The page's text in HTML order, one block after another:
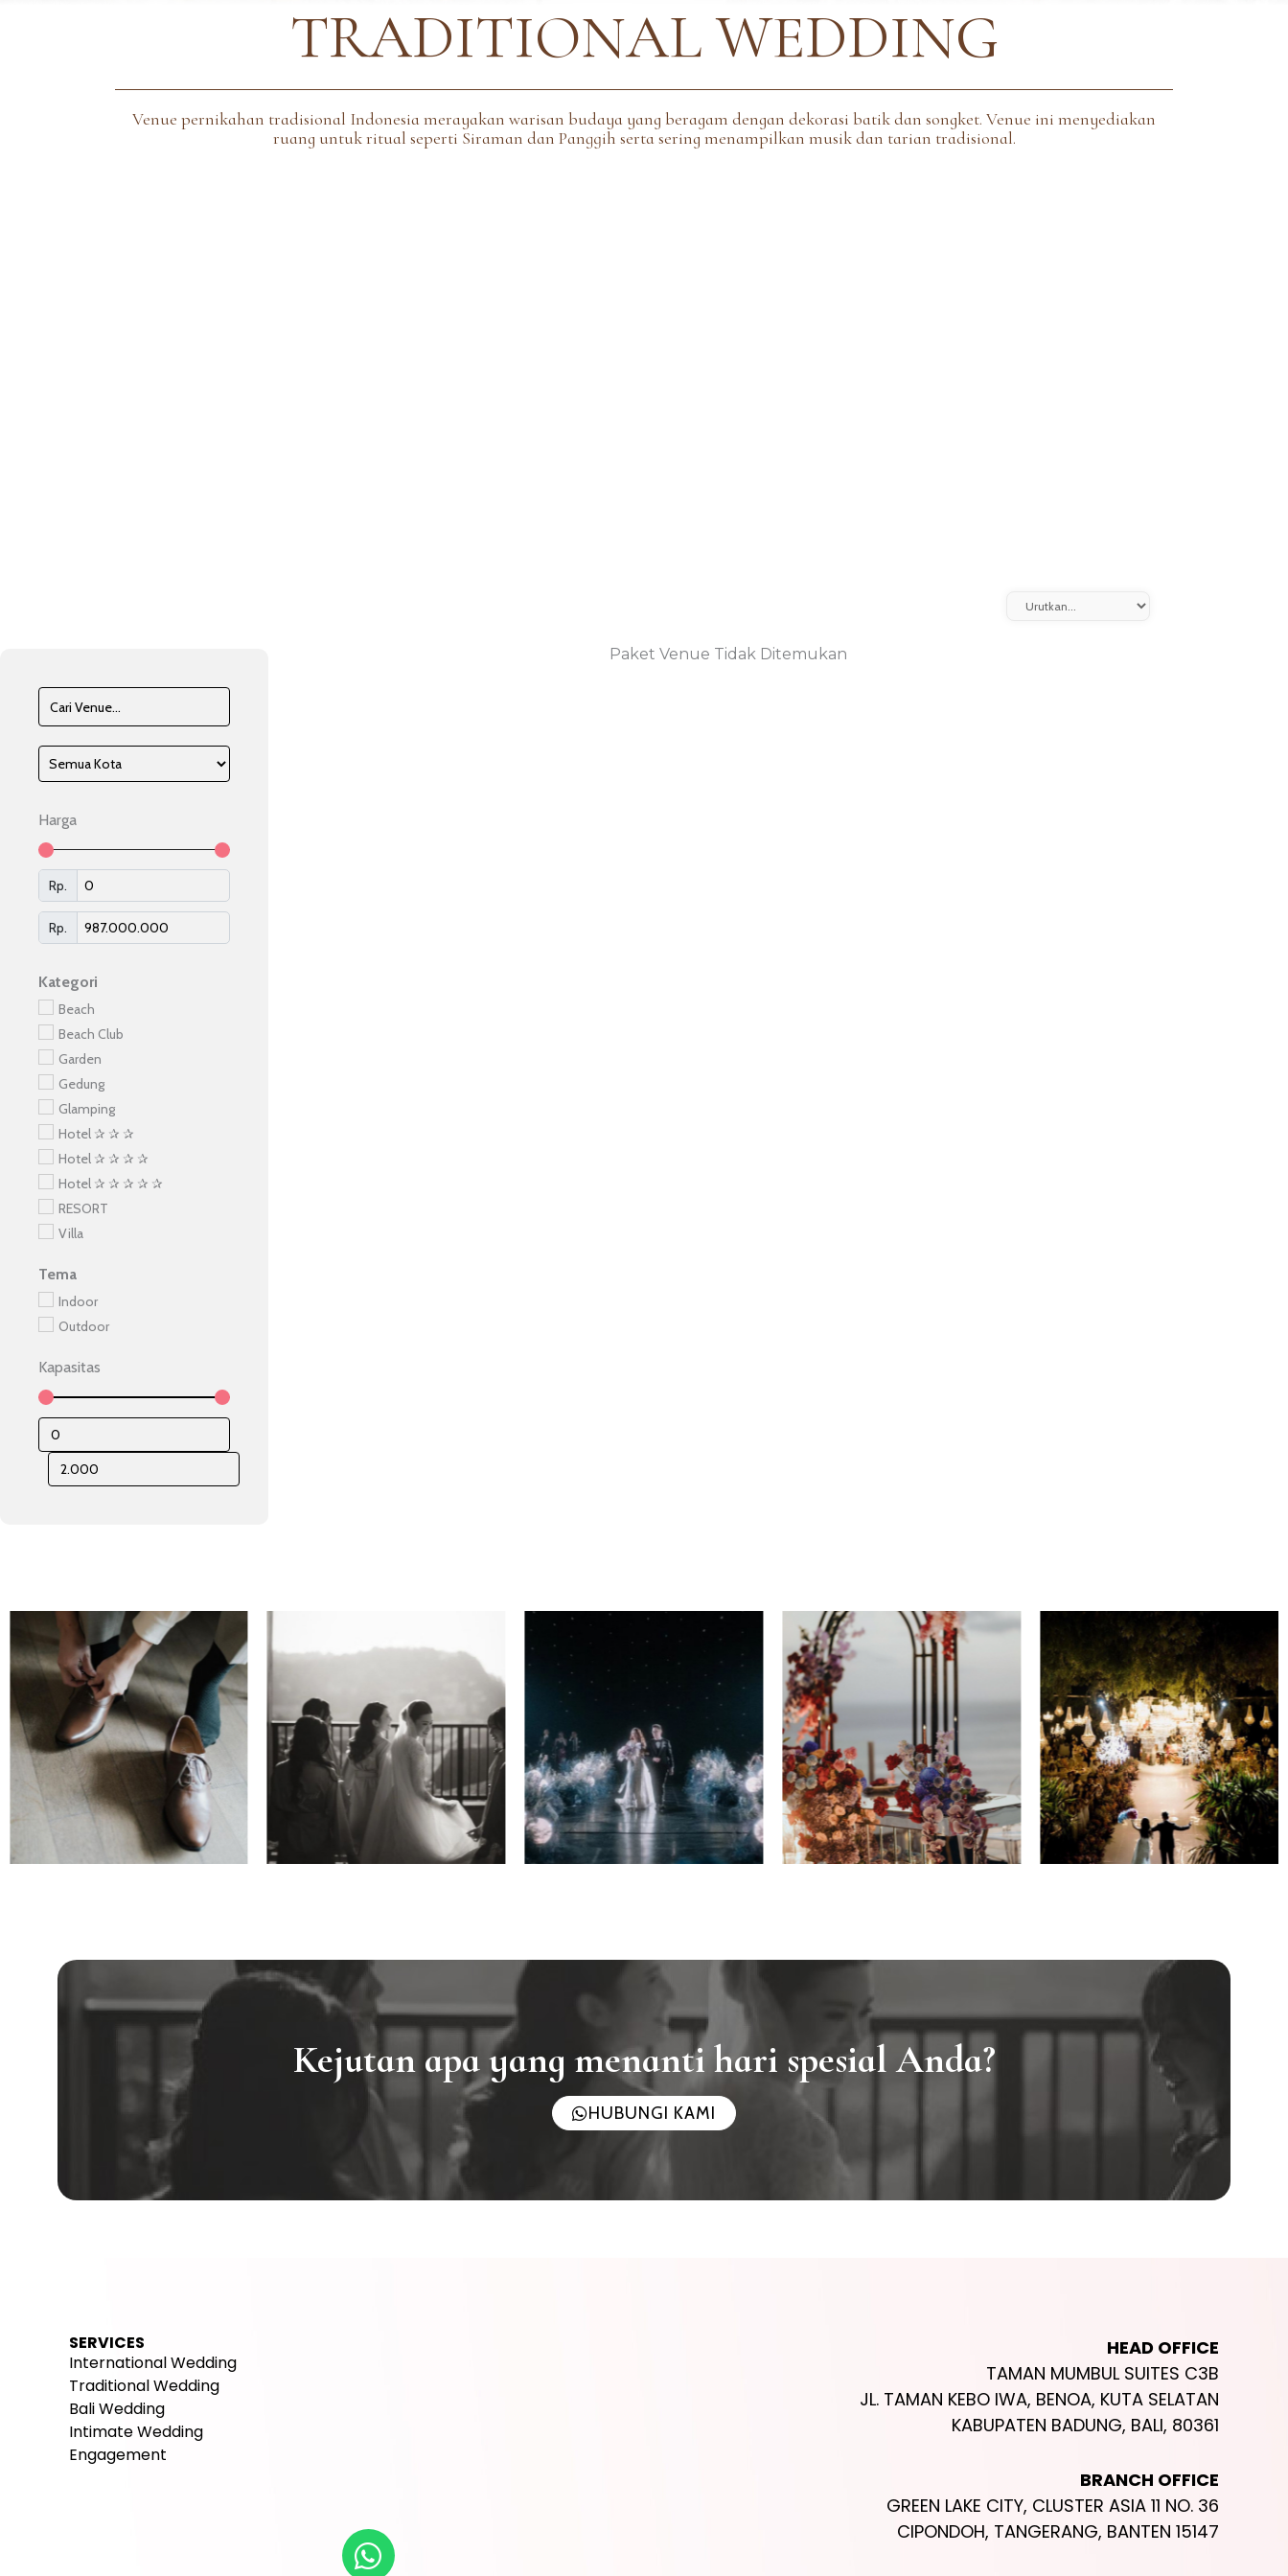
TRADITIONAL WEDDING
Venue pernikahan tradisional Indonesia merayakan warisan budaya yang beragam dengan dekorasi batik dan songket. Venue ini menyediakan
ruang untuk ritual seperti Siraman dan Panggih serta sering menampilkan musik dan tarian tradisional.
Harga
Rp.
Rp.
Kategori
Beach
Beach Club
Garden
Gedung
Glamping
Hotel ✰ ✰ ✰
Hotel ✰ ✰ ✰ ✰
Hotel ✰ ✰ ✰ ✰ ✰
RESORT
Villa
Tema
Indoor
Outdoor
Kapasitas
Paket Venue Tidak Ditemukan
Kejutan apa yang menanti hari spesial Anda?
HUBUNGI KAMI
SERVICES
International Wedding
Traditional Wedding
Bali Wedding
Intimate Wedding
Engagement
HEAD OFFICE
TAMAN MUMBUL SUITES C3B
JL. TAMAN KEBO IWA, BENOA, KUTA SELATAN
KABUPATEN BADUNG, BALI, 80361
BRANCH OFFICE
GREEN LAKE CITY, CLUSTER ASIA 11 NO. 36
CIPONDOH, TANGERANG, BANTEN 15147